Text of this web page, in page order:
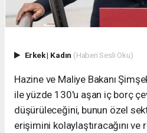
Erkek| Kadın (Haberi Sesli Oku)
Hazine ve Maliye Bakanı
ile yüzde 130'u aşan iç borç
düşürüleceğini, bunun özel
erişimini kolaylaştıracağını